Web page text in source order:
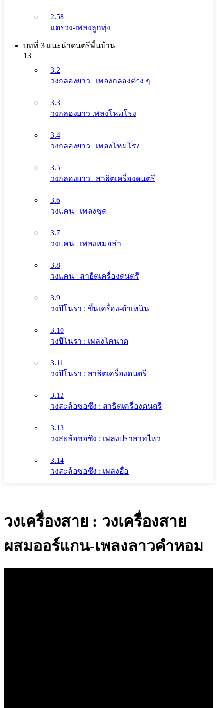
2.58
แตรวง-เพลงลูกทุ่ง
บทที่ 3 แนะนําดนตรีพื้นบ้าน
13
3.2
วงกลองยาว : เพลงกลองต่าง ๆ
3.3
วงกลองยาว เพลงโหมโรง
3.4
วงกลองยาว : เพลงโหมโรง
3.5
วงกลองยาว : สาธิตเครื่องดนตรี
3.6
วงแคน : เพลงชุด
3.7
วงแคน : เพลงหมอลำ
3.8
วงแคน : สาธิตเครื่องดนตรี
3.9
วงปี่โนรา : ขึ้นเครื่อง-ตำเหนิน
3.10
วงปี่โนรา : เพลงโคนาด
3.11
วงปี่โนรา : สาธิตเครื่องดนตรี
3.12
วงสะล้อซอซึง : สาธิตเครื่องดนตรี
3.13
วงสะล้อซอซึง : เพลงปราสาทไหว
3.14
วงสะล้อซอซึง : เพลงอื่อ
วงเครื่องสาย : วงเครื่องสาย
ผสมออร์แกน-เพลงลาวคำหอม